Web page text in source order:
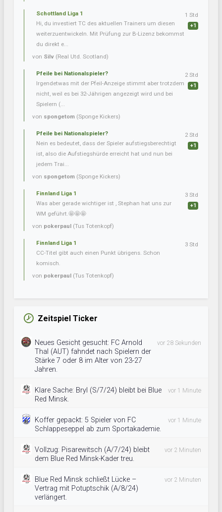
Schottland Liga 1
Hi, du investiert TC des aktuellen Trainers um diesen
weiterzuentwickeln. Mit Prüfung zur B-Lizenz bekommst
du direkt e...
von Silv (Real Utd. Scotland)
1 Std
+1
Pfeile bei Nationalspieler?
Irgendetwas mit der Pfeil-Anzeige stimmt aber trotzdem
nicht, weil es bei 32-Jährigen angezeigt wird und bei
Spielern (...
von spongetom (Sponge Kickers)
2 Std
+1
Pfeile bei Nationalspieler?
Nein es bedeutet, dass der Spieler aufstiegsberechtigt
ist, also die Aufstiegshürde erreicht hat und nun bei
jedem Trai...
von spongetom (Sponge Kickers)
2 Std
+1
Finnland Liga 1
Was aber gerade wichtiger ist , Stephan hat uns zur
WM geführt.🤩🤩🤩
von pokerpaul (Tus Totenkopf)
3 Std
+1
Finnland Liga 1
CC-Titel gibt auch einen Punkt übrigens. Schon
komisch.
von pokerpaul (Tus Totenkopf)
3 Std
Zeitspiel Ticker
Neues Gesicht gesucht: FC Arnold
Thal (AUT) fahndet nach Spielern der
Stärke 7 oder 8 im Alter von 23-27
Jahren.
vor 28 Sekunden
Klare Sache: Bryl (S/7/24) bleibt bei Blue
Red Minsk.
vor 1 Minute
Koffer gepackt: 5 Spieler von FC
Schlappeseppel ab zum Sportakademie.
vor 1 Minute
Vollzug: Pisarewitsch (A/7/24) bleibt
dem Blue Red Minsk-Kader treu.
vor 2 Minuten
Blue Red Minsk schließt Lücke –
Vertrag mit Potuptschik (A/8/24)
verlängert.
vor 2 Minuten